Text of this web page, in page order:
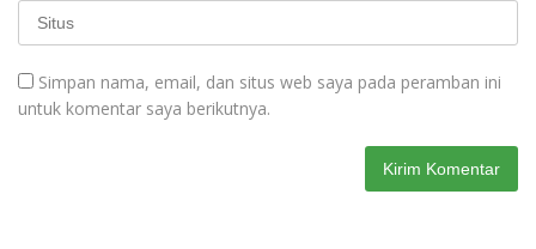
Simpan nama, email, dan situs web saya pada peramban ini
untuk komentar saya berikutnya.